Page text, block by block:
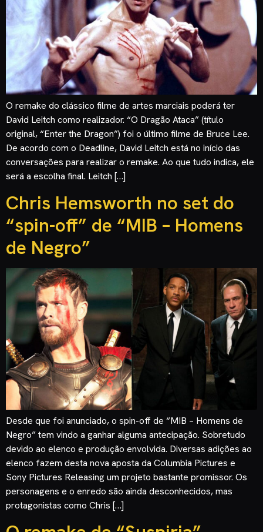
O remake do clássico filme de artes marciais poderá ter
David Leitch como realizador. “O Dragão Ataca” (título
original, “Enter the Dragon”) foi o último filme de Bruce Lee.
De acordo com o Deadline, David Leitch está no início das
conversações para realizar o remake. Ao que tudo indica, ele
será a escolha final. Leitch […]
Chris Hemsworth no set do
“spin-off” de “MIB – Homens
de Negro”
Desde que foi anunciado, o spin-off de “MIB – Homens de
Negro” tem vindo a ganhar alguma antecipação. Sobretudo
devido ao elenco e produção envolvida. Diversas adições ao
elenco fazem desta nova aposta da Columbia Pictures e
Sony Pictures Releasing um projeto bastante promissor. Os
personagens e o enredo são ainda desconhecidos, mas
protagonistas como Chris […]